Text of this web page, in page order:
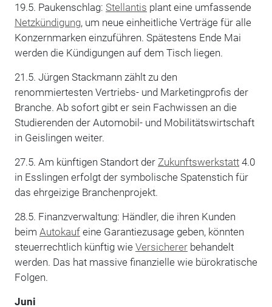
19.5. Paukenschlag: Stellantis plant eine umfassende
Netzkündigung, um neue einheitliche Verträge für alle
Konzernmarken einzuführen. Spätestens Ende Mai
werden die Kündigungen auf dem Tisch liegen.
21.5. Jürgen Stackmann zählt zu den
renommiertesten Vertriebs- und Marketingprofis der
Branche. Ab sofort gibt er sein Fachwissen an die
Studierenden der Automobil- und Mobilitätswirtschaft
in Geislingen weiter.
27.5. Am künftigen Standort der Zukunftswerkstatt4.0
in Esslingen erfolgt der symbolische Spatenstich für
das ehrgeizige Branchenprojekt.
28.5. Finanzverwaltung: Händler, die ihren Kunden
beim Autokaufeine Garantiezusage geben, könnten
steuerrechtlich künftig wie Versichererbehandelt
werden. Das hat massive finanzielle wie bürokratische
Folgen.
Juni